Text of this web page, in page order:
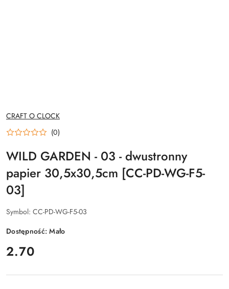
NAZWA
PRODUCENTA:
CRAFT O CLOCK
(0)
WILD GARDEN - 03 - dwustronny
papier 30,5x30,5cm [CC-PD-WG-F5-
03]
Symbol: CC-PD-WG-F5-03
Dostępność:Mało
cena:
2.70